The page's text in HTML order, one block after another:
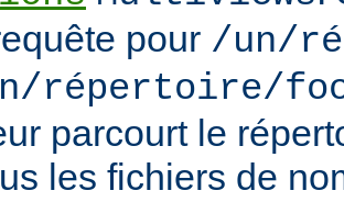
pour /un/
répertoire/
parcourt le
les fichiers de